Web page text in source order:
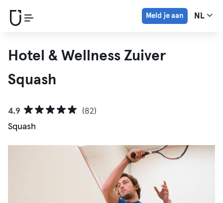
Meld je aan NL
Hotel & Wellness Zuiver
Squash
4.9
(82)
Squash